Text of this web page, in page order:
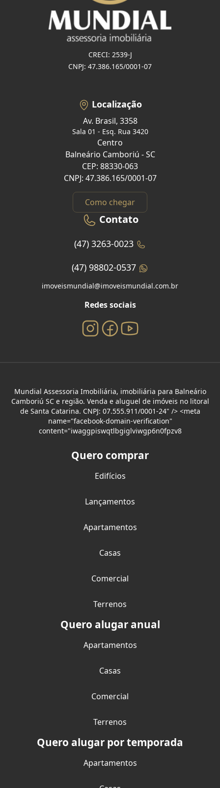
CRECI: 2539-J
CNPJ: 47.386.165/0001-07
Localização
Av. Brasil, 3358
Sala 01 - Esq. Rua 3420
Centro
Balneário Camboriú - SC
CEP: 88330-063
CNPJ: 47.386.165/0001-07
Como chegar
Contato
(47) 3263-0023
(47) 98802-0537
imoveismundial@imoveismundial.com.br
Redes sociais
Mundial Assessoria Imobiliária, imobiliária para Balneário
Camboriú SC e região. Venda e aluguel de imóveis no litoral
de Santa Catarina. CNPJ: 07.555.911/0001-24" /> <meta
name="facebook-domain-verification"
content="iwaggpiswqtlbgiglviwgp6n0fpzv8
Quero comprar
Edifícios
Lançamentos
Apartamentos
Casas
Comercial
Terrenos
Quero alugar anual
Apartamentos
Casas
Comercial
Terrenos
Quero alugar por temporada
Apartamentos